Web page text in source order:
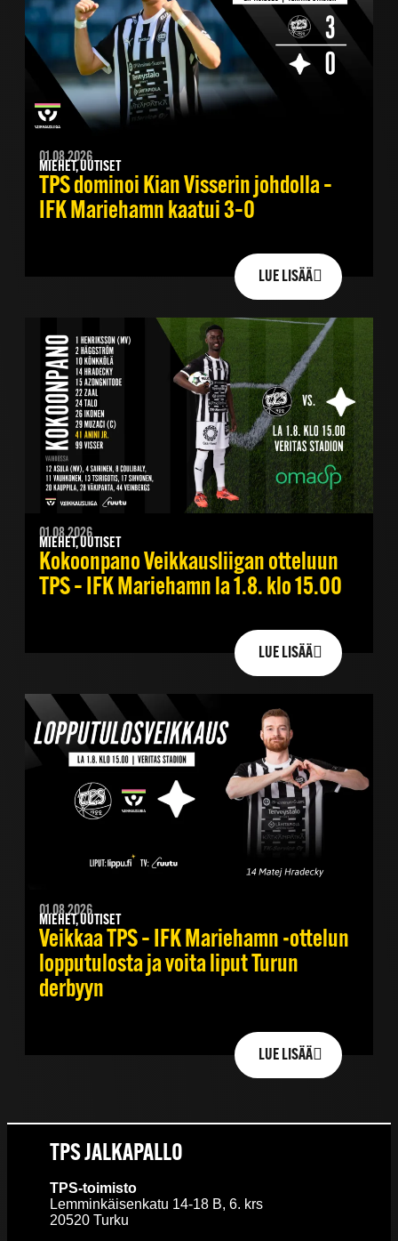
01.08.2026
MIEHET, UUTISET
TPS dominoi Kian Visserin johdolla –
IFK Mariehamn kaatui 3–0
LUE LISÄÄ
01.08.2026
MIEHET, UUTISET
Kokoonpano Veikkausliigan otteluun
TPS – IFK Mariehamn la 1.8. klo 15.00
LUE LISÄÄ
01.08.2026
MIEHET, UUTISET
Veikkaa TPS – IFK Mariehamn -ottelun
lopputulosta ja voita liput Turun
derbyyn
LUE LISÄÄ
TPS JALKAPALLO
TPS-toimisto
Lemminkäisenkatu 14-18 B, 6. krs
20520 Turku